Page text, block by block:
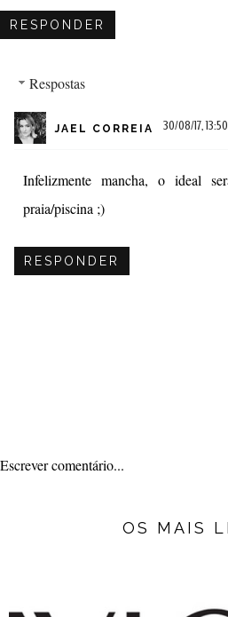
RESPONDER
Respostas
JAEL CORREIA 30/08/17, 13:50
Infelizmente mancha, o ideal
praia/piscina ;)
RESPONDER
Escrever comentário...
OS MAIS